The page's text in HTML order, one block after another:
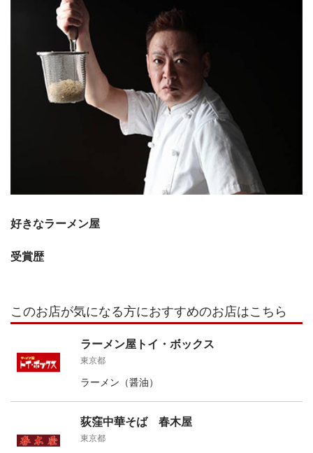
好きなラーメン屋
受賞歴
このお店が気になる方におすすめのお店はこちら
ラーメン屋トイ・ボックス
東京都
ラーメン（醤油）
荻窪中華そば 春木屋
東京都